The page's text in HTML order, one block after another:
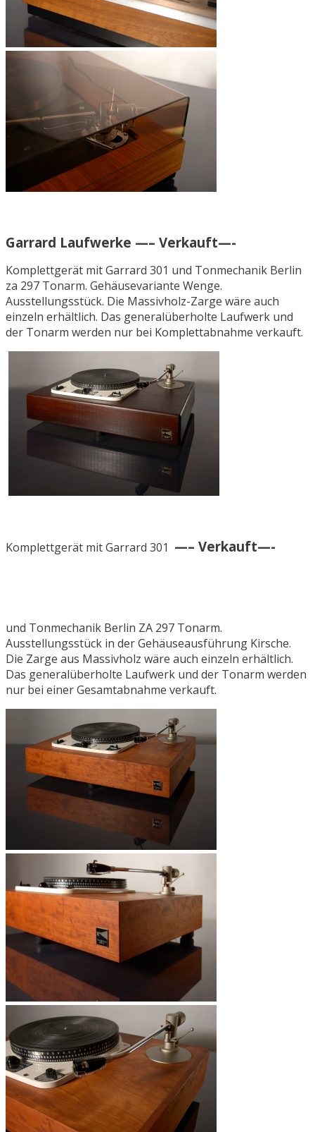
Garrard Laufwerke —– Verkauft—-
Komplettgerät mit Garrard 301 und Tonmechanik Berlin
za 297 Tonarm. Gehäusevariante Wenge.
Ausstellungsstück. Die Massivholz-Zarge wäre auch
einzeln erhältlich. Das generalüberholte Laufwerk und
der Tonarm werden nur bei Komplettabnahme verkauft.
Komplettgerät mit Garrard 301 —– Verkauft—-
und Tonmechanik Berlin ZA 297 Tonarm.
Ausstellungsstück in der Gehäuseausführung Kirsche.
Die Zarge aus Massivholz wäre auch einzeln erhältlich.
Das generalüberholte Laufwerk und der Tonarm werden
nur bei einer Gesamtabnahme verkauft.